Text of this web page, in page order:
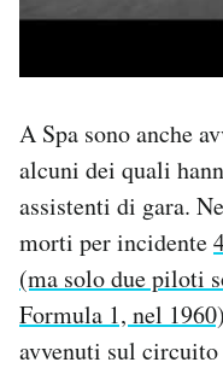
A Spa sono anche
alcuni dei quali
assistenti di gara.
morti per incidente
(ma solo due piloti
Formula 1, nel
avvenuti sul